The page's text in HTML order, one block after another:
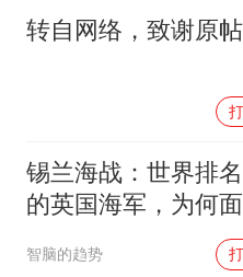
“梅
南
中国
转自网络，致谢原帖
锡兰海战：世界排
的英国海军，为何
智脑的趋势